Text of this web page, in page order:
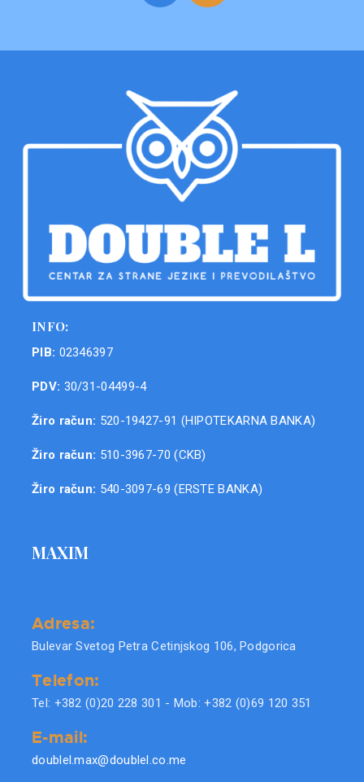
INFO:
PIB: 02346397
PDV: 30/31-04499-4
Žiro račun: 520-19427-91 (HIPOTEKARNA BANKA)
Žiro račun: 510-3967-70 (CKB)
Žiro račun: 540-3097-69 (ERSTE BANKA)
MAXIM
Adresa:
Bulevar Svetog Petra Cetinjskog 106, Podgorica
Telefon:
Tel: +382 (0)20 228 301 - Mob: +382 (0)69 120 351
E-mail:
doublel.max@doublel.co.me